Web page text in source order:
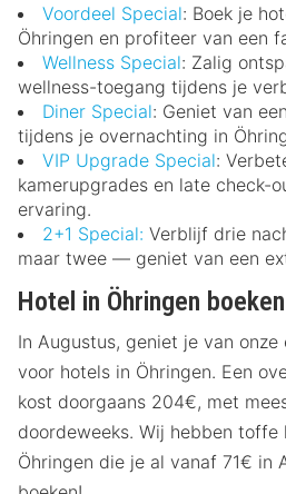
Voordeel Special: Boek je
Öhringen en profiteer van een
Wellness Special: Zalig
wellness-toegang tijdens je
Diner Special: Geniet van
tijdens je overnachting in
VIP Upgrade Special:
kamerupgrades en late check-
ervaring.
2+1 Special: Verblijf drie
maar twee — geniet van een
Hotel in Öhringen boeken
In Augustus, geniet je van
voor hotels in Öhringen. Een
kost doorgaans 204€, met
doordeweeks. Wij hebben toffe
Öhringen die je al vanaf 71€ in